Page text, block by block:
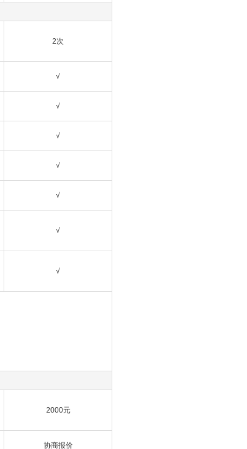
2次
√
√
√
√
√
√
√
2000元
协商报价